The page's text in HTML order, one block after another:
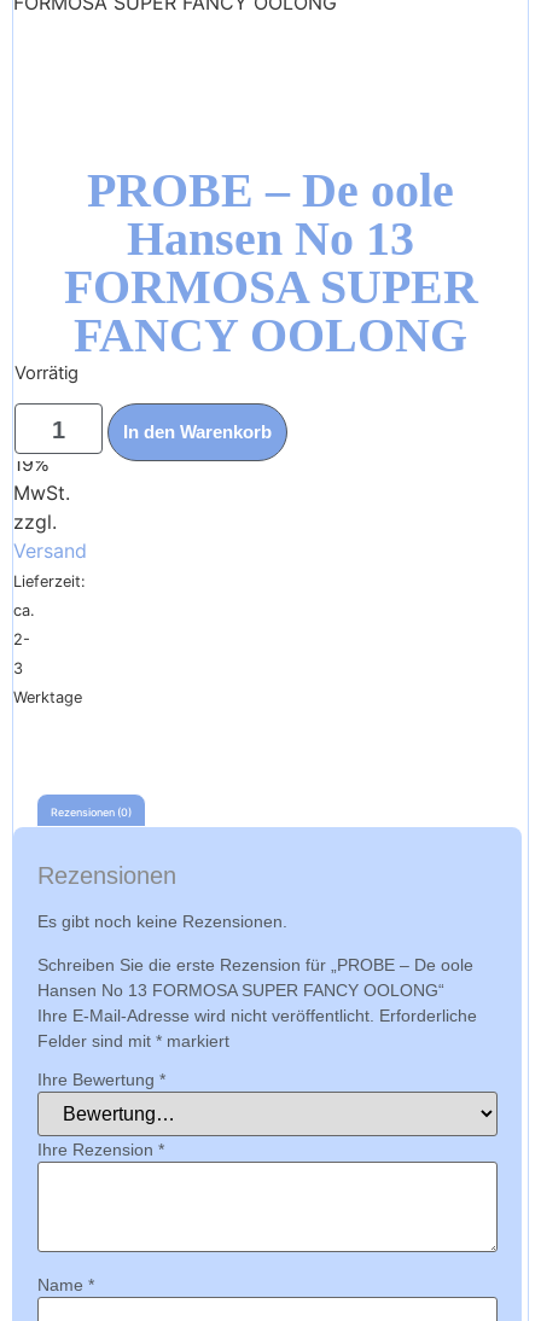
PROBE – De oole
Hansen No 13
FORMOSA SUPER
FANCY OOLONG
0,00
Enthält
19%
MwSt.
zzgl.
Versand
Lieferzeit:
ca.
2-
3
Werktage
Vorrätig
In den Warenkorb
Rezensionen (0)
Rezensionen
Es gibt noch keine Rezensionen.
Schreiben Sie die erste Rezension für „PROBE – De oole
Hansen No 13 FORMOSA SUPER FANCY OOLONG“
Ihre E-Mail-Adresse wird nicht veröffentlicht. Erforderliche
Felder sind mit * markiert
Ihre Bewertung *
Ihre Rezension *
Name *